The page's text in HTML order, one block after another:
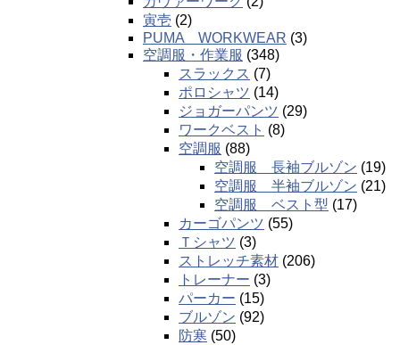
寅壱 (2)
PUMA WORKWEAR (3)
空調服・作業服 (348)
スラックス (7)
ポロシャツ (14)
ジョガーパンツ (29)
ワークベスト (8)
空調服 (88)
空調服 長袖ブルゾン (19)
空調服 半袖ブルゾン (21)
空調服 ベスト型 (17)
カーゴパンツ (55)
Ｔシャツ (3)
ストレッチ素材 (206)
トレーナー (3)
パーカー (15)
ブルゾン (92)
防寒 (50)